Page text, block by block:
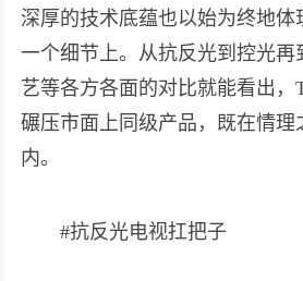
深厚的技术底蕴也以始为终地体
一个细节上。从抗反光到控光再
艺等各方各面的对比就能看出，
碾压市面上同级产品，既在情理
内。
#抗反光电视扛把子